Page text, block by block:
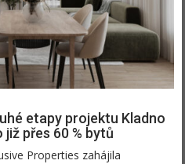
etapy projektu Kladno
přes 60 % bytů
Properties zahájila